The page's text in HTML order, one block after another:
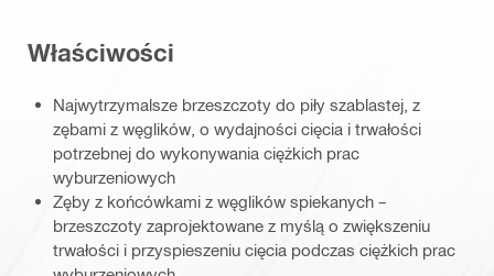
Właściwości
Najwytrzymalsze brzeszczoty do piły szablastej, z
zębami z węglików, o wydajności cięcia i trwałości
potrzebnej do wykonywania ciężkich prac
wyburzeniowych
Zęby z końcówkami z węglików spiekanych –
brzeszczoty zaprojektowane z myślą o zwiększeniu
trwałości i przyspieszeniu cięcia podczas ciężkich prac